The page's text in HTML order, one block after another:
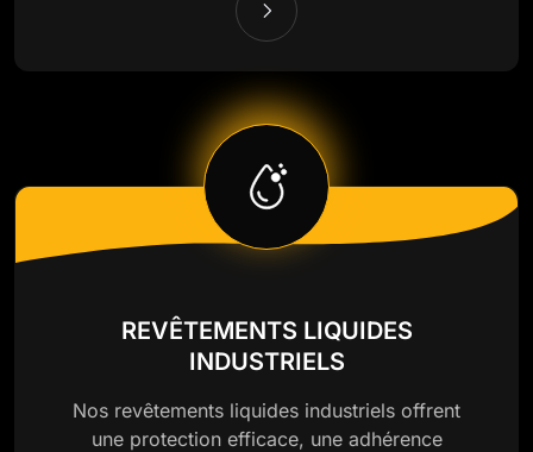
REVÊTEMENTS LIQUIDES
INDUSTRIELS
Nos revêtements liquides industriels offrent
une protection efficace, une adhérence